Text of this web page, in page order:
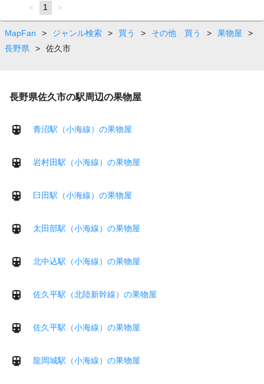
page
You're
on
page
1 page
MapFan > ジャンル検索 > 買う > その他 買う > 果物屋
>
長野県
> 佐久市
長野県佐久市の駅周辺の果物屋
青沼駅（小海線）の果物屋
岩村田駅（小海線）の果物屋
臼田駅（小海線）の果物屋
太田部駅（小海線）の果物屋
北中込駅（小海線）の果物屋
佐久平駅（北陸新幹線）の果物屋
佐久平駅（小海線）の果物屋
龍岡城駅（小海線）の果物屋